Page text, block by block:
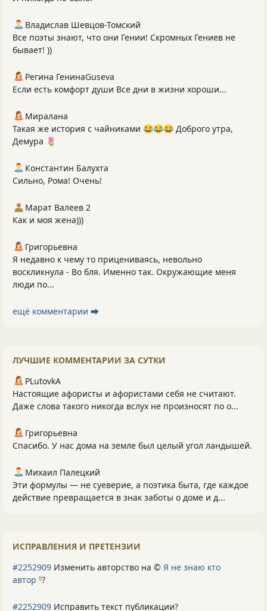
Владислав Шевцов-Томский
Все поэты знают, что они Гении! Скромных Гениев не
бывает! ))
Регина ГенинаGuseva
Если есть комфорт души Все дни в жизни хороши...
Миралана
Такая же история с чайниками 😂😂😂 Доброго утра,
Демура 🌷
Константин Балухта
Сильно, Рома! Очень!
Марат Валеев 2
Как и моя жена)))
Григорьевна
Я недавно к чему то прицениваясь, невольно
воскликнула - Во бля. Именно так. Окружающие меня
люди по...
ещё комментарии ⮕
ЛУЧШИЕ КОММЕНТАРИИ ЗА СУТКИ
PLutоvkА
Настоящие афористы и афористами себя не считают.
Даже слова такого никогда вслух не произносят по о...
Григорьевна
Спасибо. У нас дома на земле был целый угол ландышей.
Михаил Палецкий
Эти формулы — не суеверие, а поэтика быта, где каждое
действие превращается в знак заботы о доме и д...
ИСПРАВЛЕНИЯ И ПРЕТЕНЗИИ
#2252909 Изменить авторство на © Я не знаю кто
автор 0?
#2252909 Исправить текст публикации?